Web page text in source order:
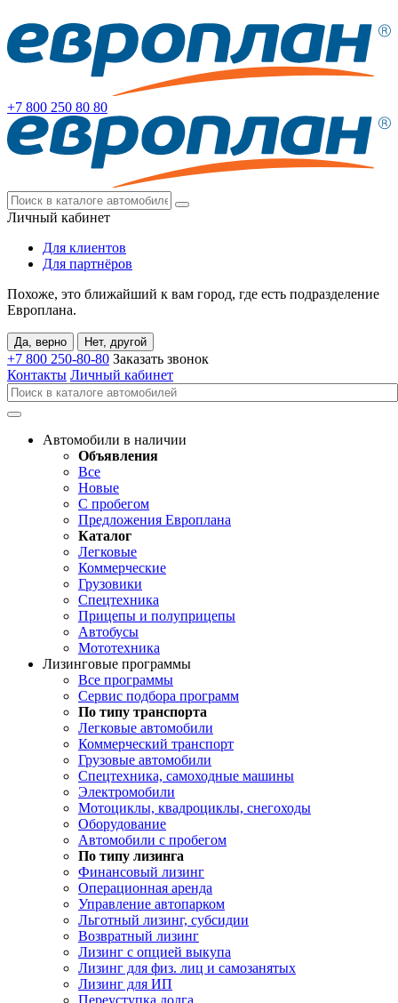
+7 800 250 80 80
Личный кабинет
Для клиентов
Для партнёров
Похоже, это ближайший к вам город, где есть подразделение
Европлана.
Да, верно Нет, другой
+7 800 250-80-80 Заказать звонок
Контакты Личный кабинет
Автомобили в наличии
Объявления
Все
Новые
С пробегом
Предложения Европлана
Каталог
Легковые
Коммерческие
Грузовики
Спецтехника
Прицепы и полуприцепы
Автобусы
Мототехника
Лизинговые программы
Все программы
Сервис подбора программ
По типу транспорта
Легковые автомобили
Коммерческий транспорт
Грузовые автомобили
Спецтехника, самоходные машины
Электромобили
Мотоциклы, квадроциклы, снегоходы
Оборудование
Автомобили с пробегом
По типу лизинга
Финансовый лизинг
Операционная аренда
Управление автопарком
Льготный лизинг, субсидии
Возвратный лизинг
Лизинг с опцией выкупа
Лизинг для физ. лиц и самозанятых
Лизинг для ИП